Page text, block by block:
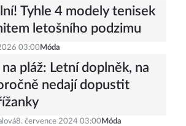
Tyhle 4 modely tenisek
letošního podzimu
03:00 Móda
pláž: Letní doplněk, na
nedají dopustit
8. července 2024 03:00 Móda